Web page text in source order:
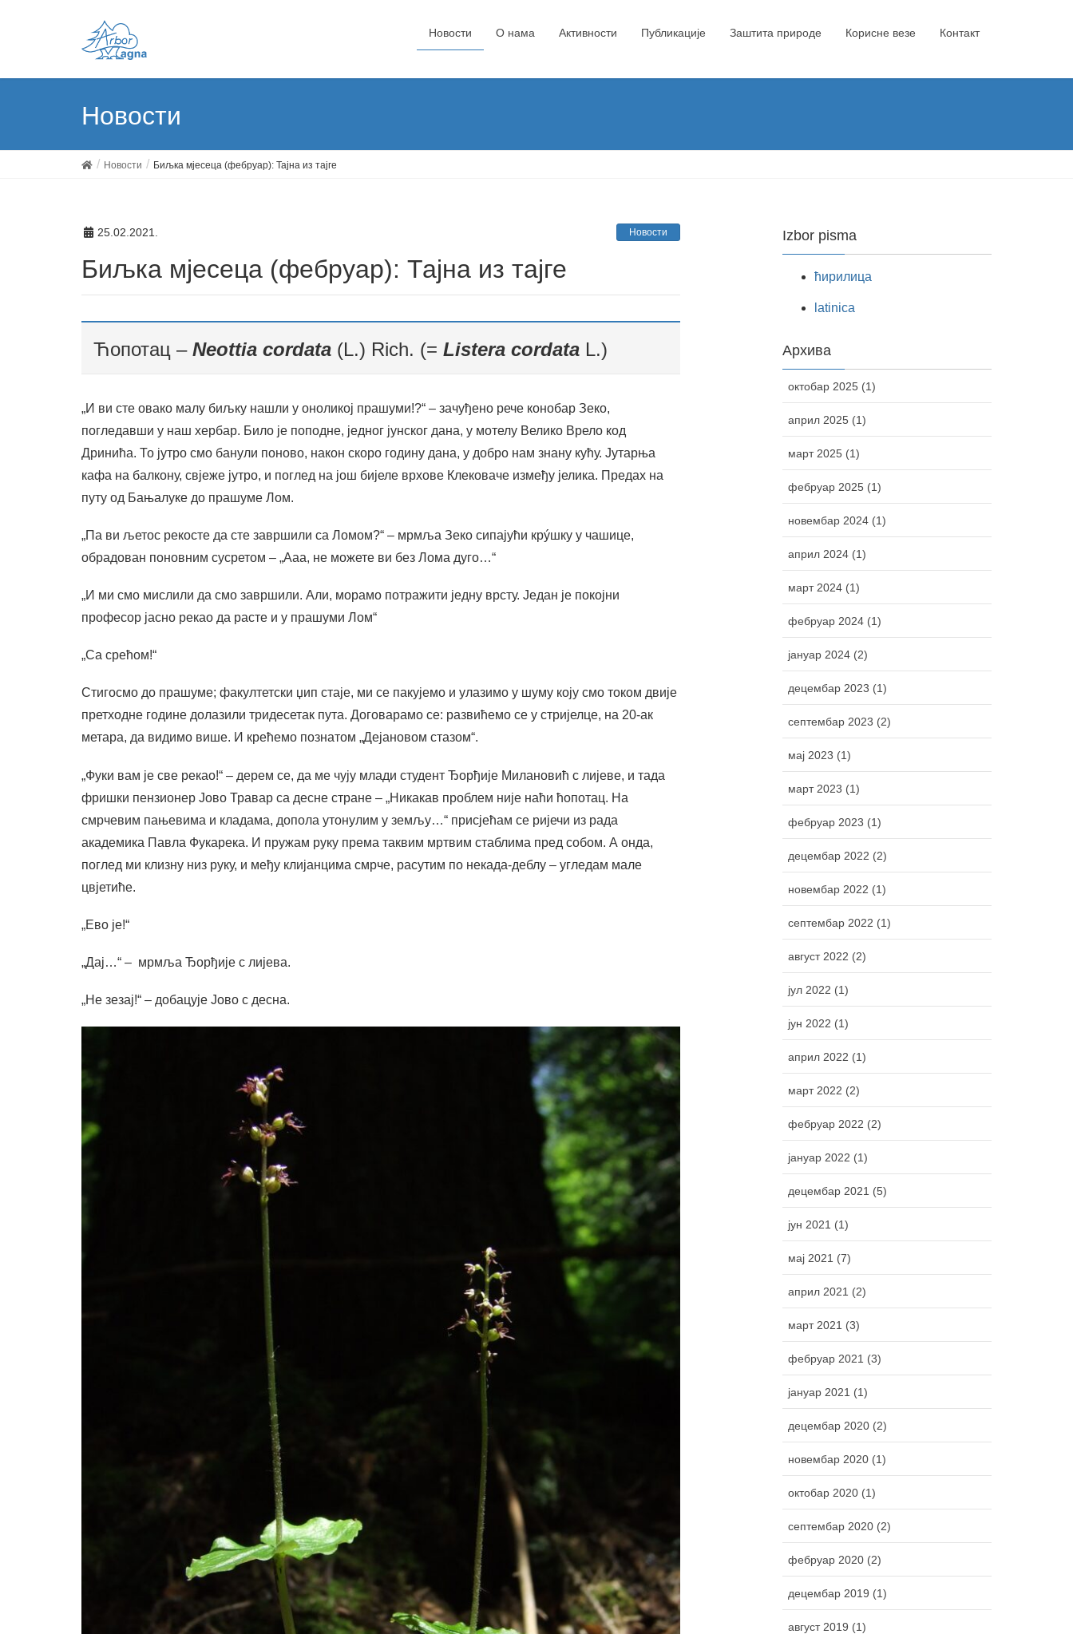
Новости О нама Активности Публикације Заштита природе Корисне везе Контакт
Новости
Новости Биљка мјесеца (фебруар): Тајна из тајге
25.02.2021. Новости
Биљка мјесеца (фебруар): Тајна из тајге
Ћопотац – Neottia cordata (L.) Rich. (= Listera cordata L.)
„И ви сте овако малу биљку нашли у оноликој прашуми!?“ – зачуђено рече конобар Зеко,
погледавши у наш хербар. Било је поподне, једног јунског дана, у мотелу Велико Врело код
Дринића. То јутро смо банули поново, након скоро годину дана, у добро нам знану кућу. Јутарња
кафа на балкону, свјеже јутро, и поглед на још бијеле врхове Клековаче између јелика. Предах на
путу од Бањалуке до прашуме Лом.
„Па ви љетос рекосте да сте завршили са Ломом?“ – мрмља Зеко сипајући крýшку у чашице,
обрадован поновним сусретом – „Ааа, не можете ви без Лома дуго…“
„И ми смо мислили да смо завршили. Али, морамо потражити једну врсту. Један је покојни
професор јасно рекао да расте и у прашуми Лом“
„Са срећом!“
Стигосмо до прашуме; факултетски џип стаје, ми се пакујемо и улазимо у шуму коју смо током двије
претходне године долазили тридесетак пута. Договарамо се: развићемо се у стријелце, на 20-ак
метара, да видимо више. И крећемо познатом „Дејановом стазом“.
„Фуки вам је све рекао!“ – дерем се, да ме чују млади студент Ђорђије Милановић с лијеве, и тада
фришки пензионер Јово Травар са десне стране – „Никакав проблем није наћи ћопотац. На
смрчевим пањевима и кладама, допола утонулим у земљу…“ присјећам се ријечи из рада
академика Павла Фукарека. И пружам руку према таквим мртвим стаблима пред собом. А онда,
поглед ми клизну низ руку, и међу клијанцима смрче, расутим по некада-деблу – угледам мале
цвјетиће.
„Ево је!“
„Дај…“ – мрмља Ђорђије с лијева.
„Не зезај!“ – добацује Јово с десна.
Izbor pisma
ћирилица
latinica
Архива
октобар 2025 (1)
април 2025 (1)
март 2025 (1)
фебруар 2025 (1)
новембар 2024 (1)
април 2024 (1)
март 2024 (1)
фебруар 2024 (1)
јануар 2024 (2)
децембар 2023 (1)
септембар 2023 (2)
мај 2023 (1)
март 2023 (1)
фебруар 2023 (1)
децембар 2022 (2)
новембар 2022 (1)
септембар 2022 (1)
август 2022 (2)
јул 2022 (1)
јун 2022 (1)
април 2022 (1)
март 2022 (2)
фебруар 2022 (2)
јануар 2022 (1)
децембар 2021 (5)
јун 2021 (1)
мај 2021 (7)
април 2021 (2)
март 2021 (3)
фебруар 2021 (3)
јануар 2021 (1)
децембар 2020 (2)
новембар 2020 (1)
октобар 2020 (1)
септембар 2020 (2)
фебруар 2020 (2)
децембар 2019 (1)
август 2019 (1)